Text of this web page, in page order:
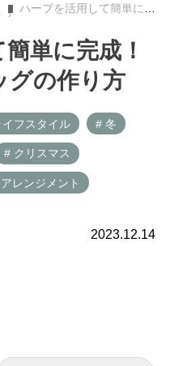
ハーブを活用して簡単に完成！ クリスマススワッグの作り方
単に完成！
グの作り方
フスタイル # 冬
# クリスマス
レンジメント
2023.12.14